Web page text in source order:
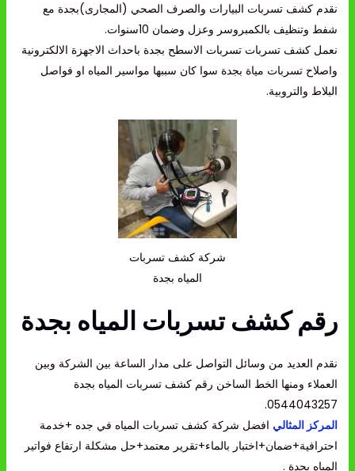
نقدم كشف تسربات البيارات والصرف الصحي (المجارى)بجدة مع
شفط وتنظيف بالكمبروسر وعزل وضمان 10سنوات.
نعمل كشف تسربات تسربات الاسطح بجدة باحداث الاجهزة الالكترونية
واصلاح تسربات مياة بجدة سوا كان سببها مواسير المياه او فواصل
البلاط والتروبية.
شركة كشف تسربات
المياه بجدة
رقم كشف تسربات المياه بجدة
نقدم العديد من وسائل التواصل على مدار الساعة بين الشركة وبين
العملاء ومنها الخط الساخن رقم كشف تسربات المياه بجدة
0544043257.
المركز المثالي افضل شركة كشف تسربات المياه في جده +خدمة
احترافية+ضمان+اختبار بالماء+تقرير معتمد+حل مشكلة ارتفاع فواتير
المياه بجدة .